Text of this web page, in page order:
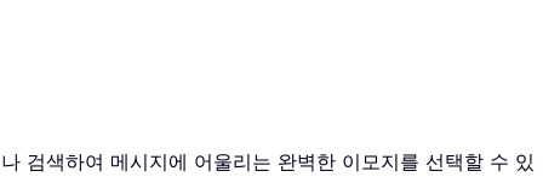
검색하여 메시지에 어울리는 완벽한 이모지를 선택할 수 있